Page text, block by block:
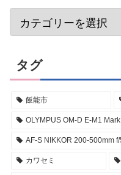
タグ
飯能市
OLYMPUS OM-D E-M1 Mark II
AF-S NIKKOR 200-500mm
カワセミ